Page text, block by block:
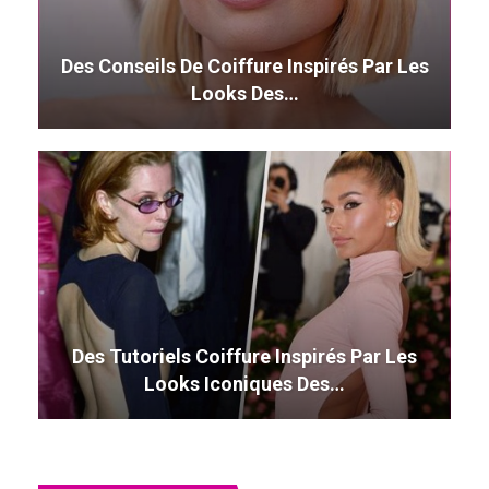
Des Conseils De Coiffure Inspirés Par Les
Looks Des…
Des Tutoriels Coiffure Inspirés Par Les
Looks Iconiques Des…